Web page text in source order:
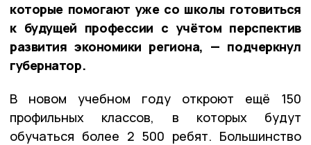
которые помогают уже со школы готовиться
к будущей профессии с учётом перспектив
развития экономики региона, — подчеркнул
губернатор.
В новом учебном году откроют ещё 150
профильных классов, в которых будут
обучаться более 2 500 ребят. Большинство